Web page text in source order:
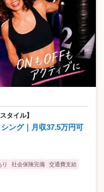
タイル】
ング｜月収37.5万円可
り 社会保険完備
交通費支給